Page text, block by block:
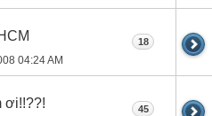
04:24 AM
18
ơi!!??! 45